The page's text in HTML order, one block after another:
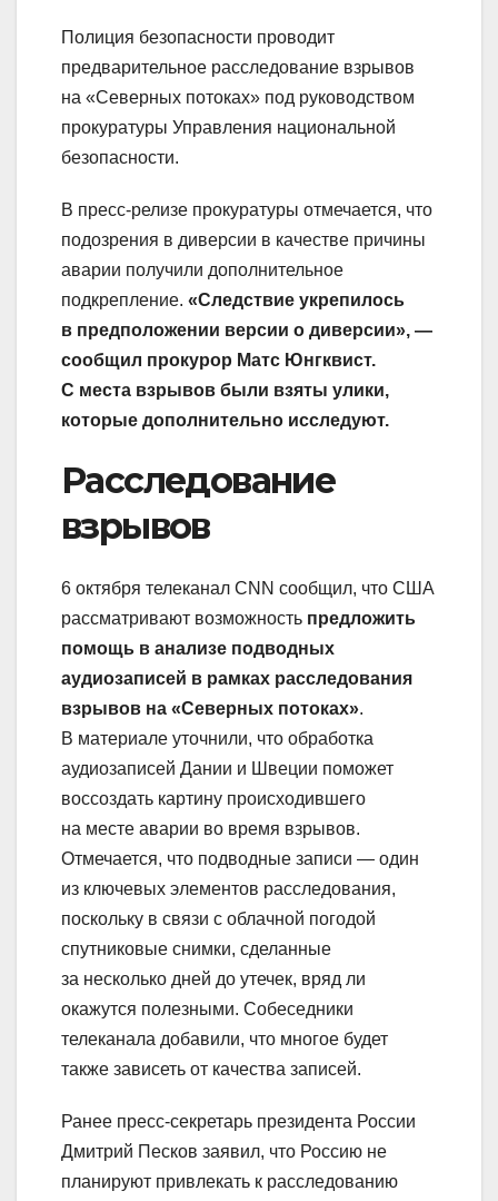
Полиция безопасности проводит
предварительное расследование взрывов
на «Северных потоках» под руководством
прокуратуры Управления национальной
безопасности.
В пресс-релизе прокуратуры отмечается, что
подозрения в диверсии в качестве причины
аварии получили дополнительное
подкрепление. «Следствие укрепилось
в предположении версии о диверсии», —
сообщил прокурор Матс Юнгквист.
С места взрывов были взяты улики,
которые дополнительно исследуют.
Расследование
взрывов
6 октября телеканал CNN сообщил, что США
рассматривают возможность предложить
помощь в анализе подводных
аудиозаписей в рамках расследования
взрывов на «Северных потоках».
В материале уточнили, что обработка
аудиозаписей Дании и Швеции поможет
воссоздать картину происходившего
на месте аварии во время взрывов.
Отмечается, что подводные записи — один
из ключевых элементов расследования,
поскольку в связи с облачной погодой
спутниковые снимки, сделанные
за несколько дней до утечек, вряд ли
окажутся полезными. Собеседники
телеканала добавили, что многое будет
также зависеть от качества записей.
Ранее пресс-секретарь президента России
Дмитрий Песков заявил, что Россию не
планируют привлекать к расследованию